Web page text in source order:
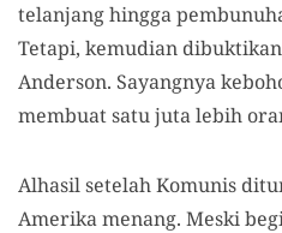
telanjang hingga
Tetapi, kemudian
Anderson. Sayangnya
membuat satu juta lebih
Alhasil setelah Komunis
Amerika menang. Meski